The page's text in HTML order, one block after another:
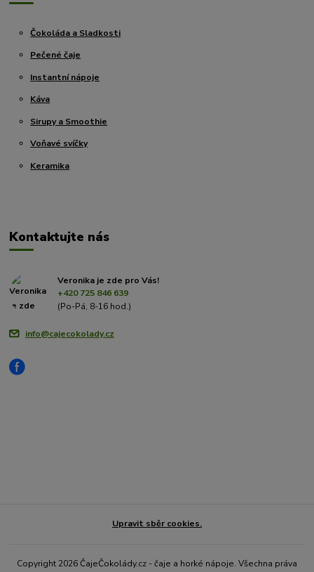
Čokoláda a Sladkosti
Pečené čaje
Instantní nápoje
Káva
Sirupy a Smoothie
Voňavé svíčky
Keramika
Kontaktujte nás
Veronika je zde pro Vás!
+420 725 846 639
(Po-Pá, 8-16 hod.)
info@cajecokolady.cz
Upravit sběr cookies.
Copyright 2026 ČajeČokolády.cz - čaje a horké nápoje. Všechna práva